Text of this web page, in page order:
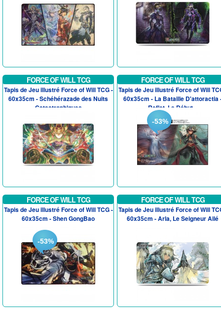
FORCE OF WILL TCG
Tapis de Jeu illustré Force of Will TCG -
60x35cm - Schéhérazade des Nuits
Catastrophiques
FORCE OF WILL TCG
Tapis de Jeu illustré Force of Will
60x35cm - La Bataille D'attoractia
Reflet, Le Début...
-53%
FORCE OF WILL TCG
Tapis de Jeu illustré Force of Will TCG -
60x35cm - Shen GongBao
-53%
FORCE OF WILL TCG
Tapis de Jeu illustré Force of Will
60x35cm - Arla, Le Seigneur Ailé